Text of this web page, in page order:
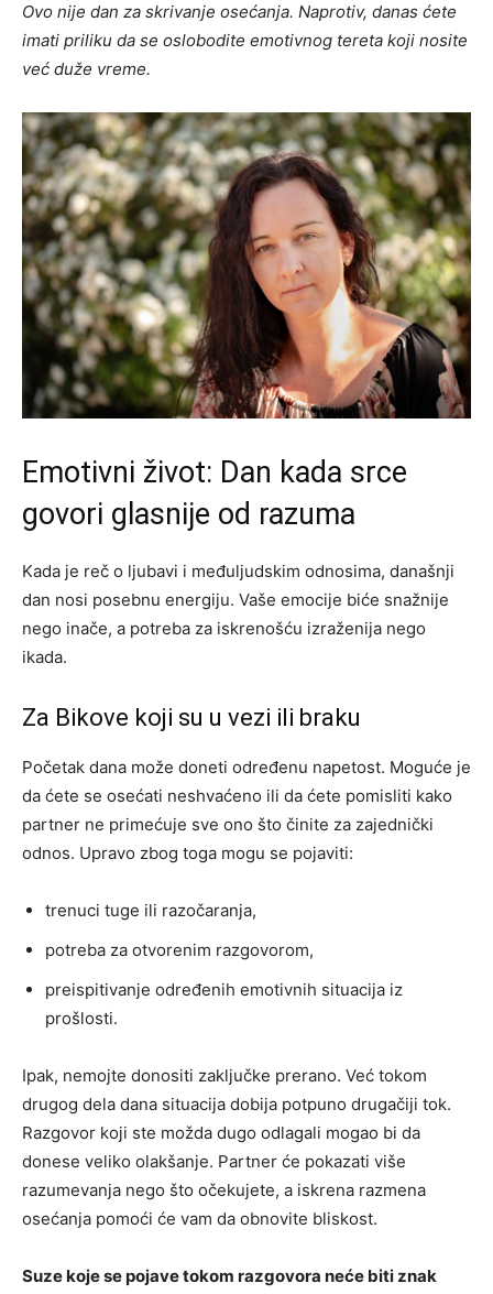
Ovo nije dan za skrivanje osećanja. Naprotiv, danas ćete
imati priliku da se oslobodite emotivnog tereta koji nosite
već duže vreme.
Emotivni život: Dan kada srce
govori glasnije od razuma
Kada je reč o ljubavi i međuljudskim odnosima, današnji
dan nosi posebnu energiju. Vaše emocije biće snažnije
nego inače, a potreba za iskrenošću izraženija nego
ikada.
Za Bikove koji su u vezi ili braku
Početak dana može doneti određenu napetost. Moguće je
da ćete se osećati neshvaćeno ili da ćete pomisliti kako
partner ne primećuje sve ono što činite za zajednički
odnos. Upravo zbog toga mogu se pojaviti:
trenuci tuge ili razočaranja,
potreba za otvorenim razgovorom,
preispitivanje određenih emotivnih situacija iz
prošlosti.
Ipak, nemojte donositi zaključke prerano. Već tokom
drugog dela dana situacija dobija potpuno drugačiji tok.
Razgovor koji ste možda dugo odlagali mogao bi da
donese veliko olakšanje. Partner će pokazati više
razumevanja nego što očekujete, a iskrena razmena
osećanja pomoći će vam da obnovite bliskost.
Suze koje se pojave tokom razgovora neće biti znak